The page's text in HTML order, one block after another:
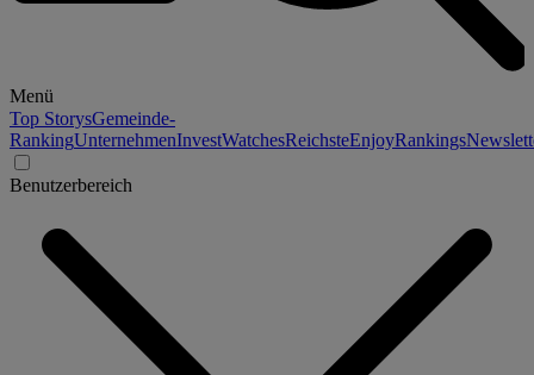
Menü
Top StorysGemeinde-
RankingUnternehmenInvestWatchesReichsteEnjoyRankings
Benutzerbereich